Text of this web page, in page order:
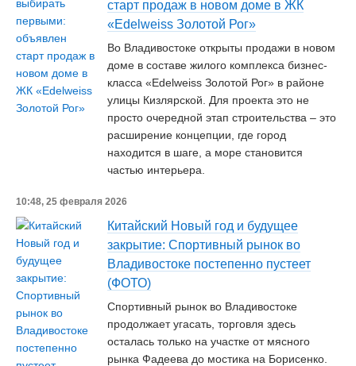
старт продаж в новом доме в ЖК
«Edelweiss Золотой Рог»
Во Владивостоке открыты продажи в новом
доме в составе жилого комплекса бизнес-
класса «Edelweiss Золотой Рог» в районе
улицы Кизлярской. Для проекта это не
просто очередной этап строительства – это
расширение концепции, где город
находится в шаге, а море становится
частью интерьера.
10:48, 25 февраля 2026
Китайский Новый год и будущее
закрытие: Спортивный рынок во
Владивостоке постепенно пустеет
(ФОТО)
Спортивный рынок во Владивостоке
продолжает угасать, торговля здесь
осталась только на участке от мясного
рынка Фадеева до мостика на Борисенко.